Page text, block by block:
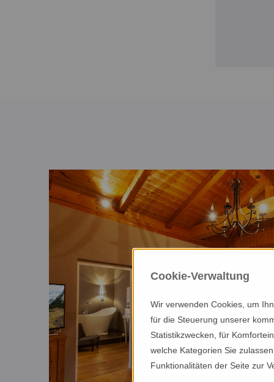
BEI FAMILIE BUCHER IN EHRWALD
heimkommen
bucher
chalet
bucher
wohnen
CHALETS & APARTMENTS
entspannen
Cookie-Verwaltung
Wir verwenden Cookies, um
für die Steuerung unserer
Statistikzwecken, für
welche Kategorien Sie
Funktionalitäten der Seite zur